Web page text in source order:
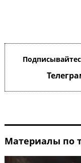
Материалы по